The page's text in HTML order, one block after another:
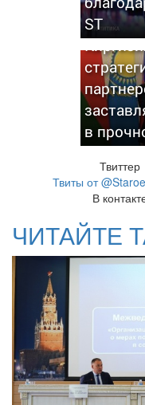
ST
в
Твиттер
Твиты от
В
ЧИТАЙТЕ